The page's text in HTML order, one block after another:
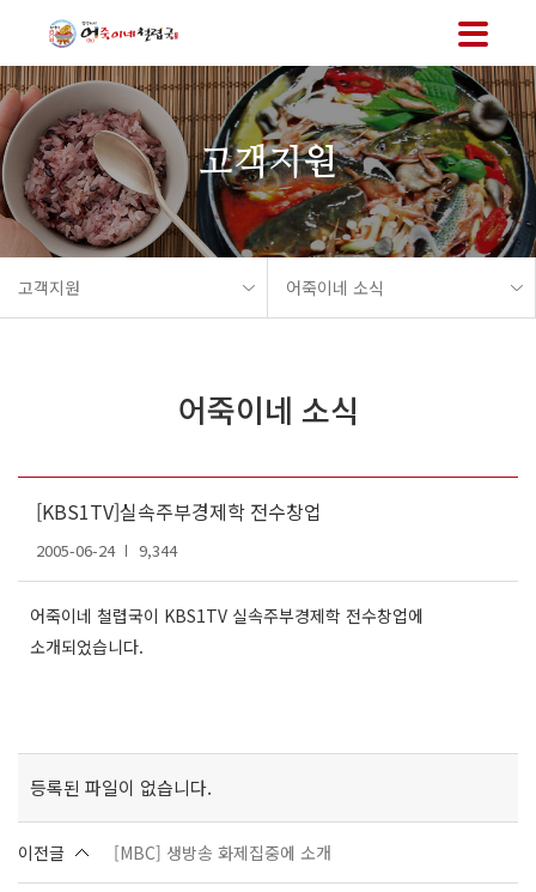
메뉴 바로가기
고객지원
고객지원 어죽이네 소식
어죽이네 소식
[KBS1TV]실속주부경제학 전수창업
2005-06-24 9,344
어죽이네 철렵국이 KBS1TV 실속주부경제학 전수창업에
소개되었습니다.
등록된 파일이 없습니다.
이전글 [MBC] 생방송 화제집중에 소개